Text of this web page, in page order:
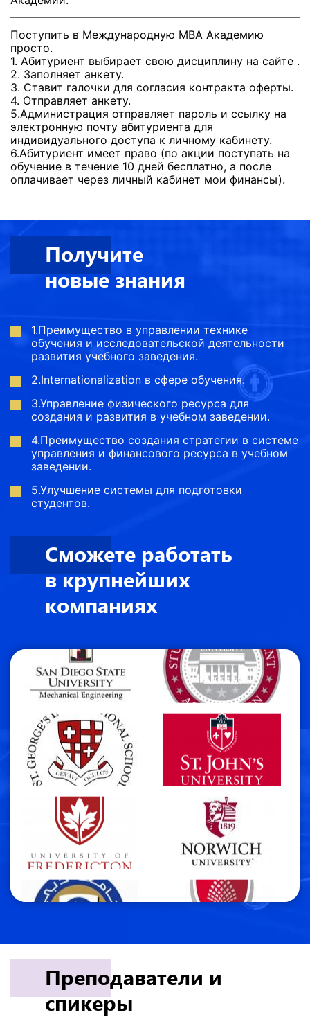
Поступить в Международную МВА Академию
просто.
1. Абитуриент выбирает свою дисциплину на сайте .
2. Заполняет анкету.
3. Ставит галочки для согласия контракта оферты.
4. Отправляет анкету.
5.Администрация отправляет пароль и ссылку на
электронную почту абитуриента для
индивидуального доступа к личному кабинету.
6.Абитуриент имеет право (по акции поступать на
обучение в течение 10 дней бесплатно, а после
оплачивает через личный кабинет мои финансы).
Получите
новые знания
1.Преимущество в управлении технике
обучения и исследовательской деятельности
развития учебного заведения.
2.Internationalization в сфере обучения.
3.Управление физического ресурса для
создания и развития в учебном заведении.
4.Преимущество создания стратегии в системе
управления и финансового ресурса в учебном
заведении.
5.Улучшение системы для подготовки
студентов.
Сможете работать
в крупнейших
компаниях
Преподаватели и
спикеры